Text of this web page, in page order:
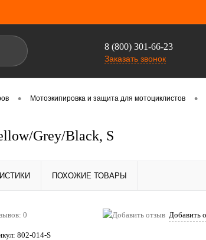
8 (800) 301-66-23
Заказать звонок
• Мотоэкипировка и защита для мотоциклистов •
Grey/Black, S
ПОХОЖИЕ ТОВАРЫ
0 Добавить
802-014-S